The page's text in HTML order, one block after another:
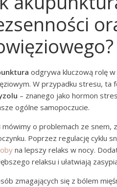
odgrywa kluczową rolę
W przypadku stresu, ta
– znanego jako hormon
ogólne samopoczucie.
mówimy o problemach ze snem,
Poprzez regulację cyklu
na lepszy relaks w nocy.
relaksu i ułatwiają
zmagających się z bólem